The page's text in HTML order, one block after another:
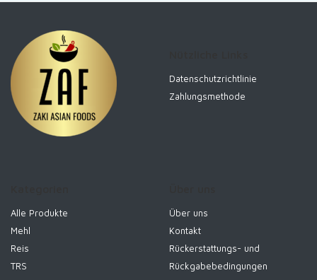
Datenschutzrichtlinie
Zahlungsmethode
Alle Produkte
Mehl
Reis
TRS
Über uns
Kontakt
Rückerstattungs- und
Rückgabebedingungen